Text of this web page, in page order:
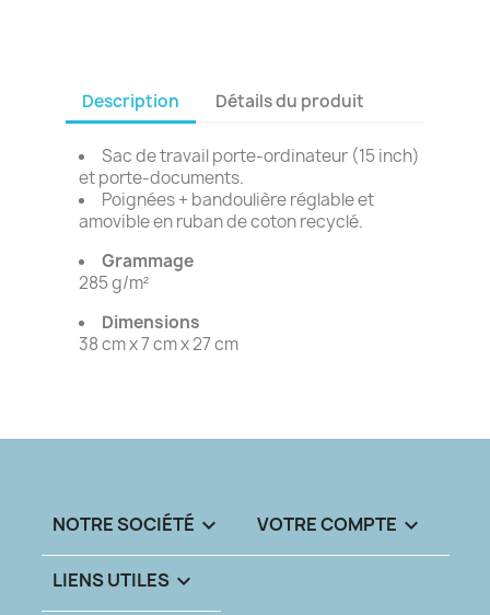
Description Détails du produit
Sac de travail porte-ordinateur (15 inch)
et porte-documents.
Poignées + bandoulière réglable et
amovible en ruban de coton recyclé.
Grammage
285 g/m²
Dimensions
38 cm x 7 cm x 27 cm
NOTRE SOCIÉTÉ 
LIENS UTILES 
VOTRE COMPTE 